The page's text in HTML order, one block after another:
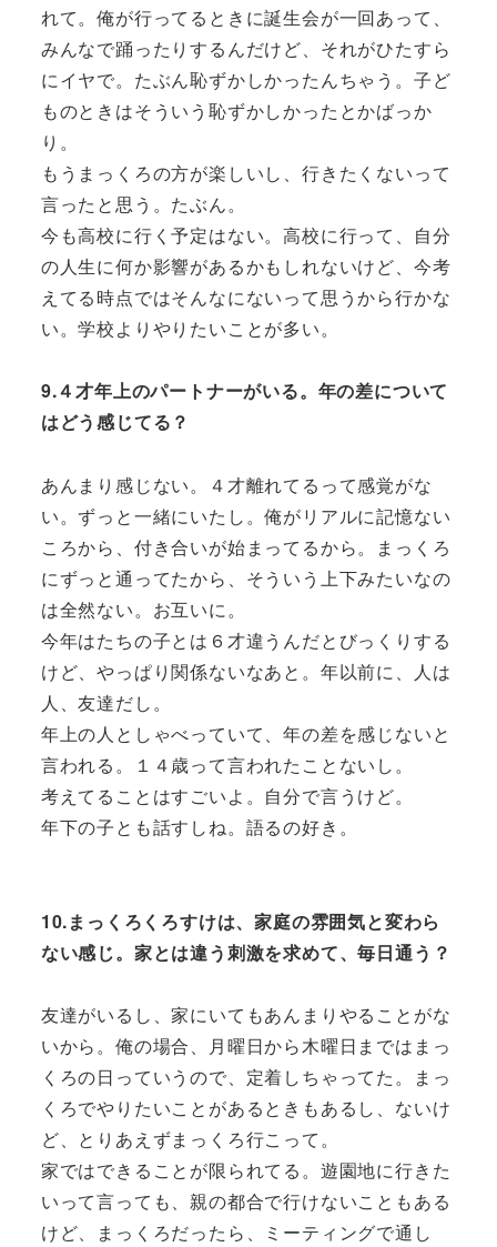
れて。俺が行ってるときに誕生会が一回あって、
みんなで踊ったりするんだけど、それがひたすら
にイヤで。たぶん恥ずかしかったんちゃう。子ど
ものときはそういう恥ずかしかったとかばっか
り。
もうまっくろの方が楽しいし、行きたくないって
言ったと思う。たぶん。
今も高校に行く予定はない。高校に行って、自分
の人生に何か影響があるかもしれないけど、今考
えてる時点ではそんなにないって思うから行かな
い。学校よりやりたいことが多い。
9.４才年上のパートナーがいる。年の差について
はどう感じてる？
あんまり感じない。４才離れてるって感覚がな
い。ずっと一緒にいたし。俺がリアルに記憶ない
ころから、付き合いが始まってるから。まっくろ
にずっと通ってたから、そういう上下みたいなの
は全然ない。お互いに。
今年はたちの子とは６才違うんだとびっくりする
けど、やっぱり関係ないなあと。年以前に、人は
人、友達だし。
年上の人としゃべっていて、年の差を感じないと
言われる。１４歳って言われたことないし。
考えてることはすごいよ。自分で言うけど。
年下の子とも話すしね。語るの好き。
10.まっくろくろすけは、家庭の雰囲気と変わら
ない感じ。家とは違う刺激を求めて、毎日通う？
友達がいるし、家にいてもあんまりやることがな
いから。俺の場合、月曜日から木曜日まではまっ
くろの日っていうので、定着しちゃってた。まっ
くろでやりたいことがあるときもあるし、ないけ
ど、とりあえずまっくろ行こって。
家ではできることが限られてる。遊園地に行きた
いって言っても、親の都合で行けないこともある
けど、まっくろだったら、ミーティングで通し